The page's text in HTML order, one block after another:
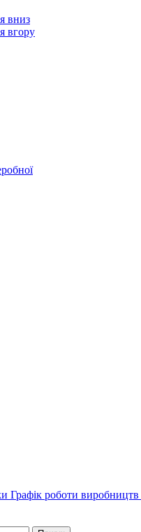
вниз
вгору
Графік роботи виробництв